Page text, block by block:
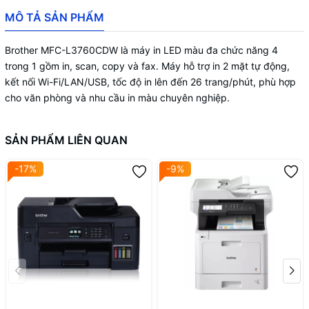
Khay ADF
Định lượng giấy 60 – 163 g/m²
Khổ giấy hỗ trợ
A4, Letter, Legal, Mexican Legal, India
Legal, Executive, A5, A5 LE, A6, JIS B5,
A4 Short, Folio, 16K
Màn hình 3.5" TFT Colour LCD
Hệ điều hành hỗ trợ
Windows 10/11/Server 2012–2022;
Linux CUPS, LPD/LPRng
Quản trị thiết bị
BRAdmin Light, BRAdmin Professional
4, Web Based Management
Bảo mật
Setting Lock, Secure Function Lock,
Secure Print, Active Directory, LDAP
MÔ TẢ SẢN PHẨM
Brother MFC-L3760CDW là máy in LED màu đa chức năng 4
trong 1 gồm in, scan, copy và fax. Máy hỗ trợ in 2 mặt tự động,
kết nối Wi-Fi/LAN/USB, tốc độ in lên đến 26 trang/phút, phù hợp
cho văn phòng và nhu cầu in màu chuyên nghiệp.
SẢN PHẨM LIÊN QUAN
-17% -9%